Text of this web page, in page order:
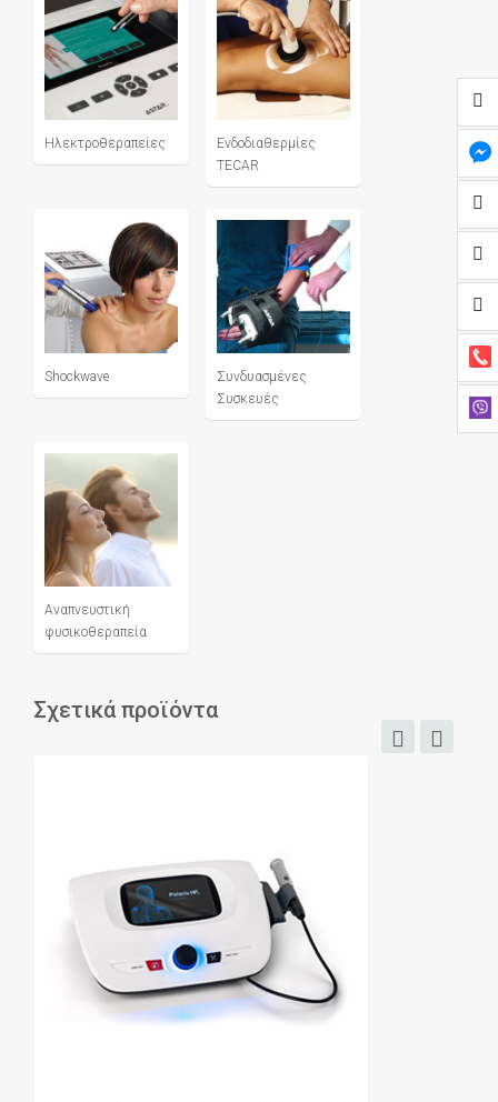
Ηλεκτροθεραπείες
Ενδοδιαθερμίες
TECAR
Shockwave
Συνδυασμένες
Συσκευές
Αναπνευστική
φυσικοθεραπεία
Σχετικά προϊόντα